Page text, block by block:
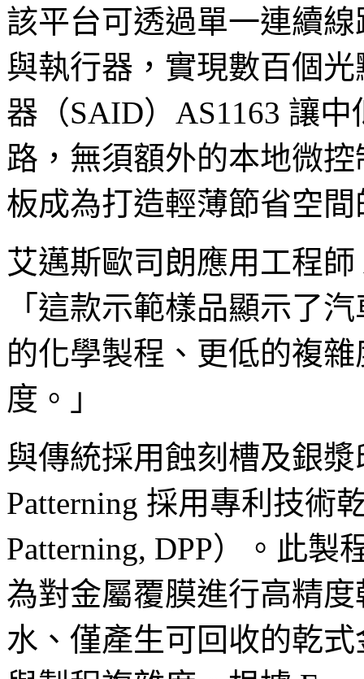
該平台可透過單一連續
與執行器，實現數百個
器（SAID）AS1163 讓
路，無須額外的本地微
板成為打造輕薄節省空
艾邁斯歐司朗應用工程師
「這款示範樣品顯示了
的化學製程、更低的複
度。」
與傳統採用蝕刻槽及銀
Patterning 採用專利技術
Patterning, DPP）。此
為對金屬覆膜進行高精
水、僅產生可回收的乾